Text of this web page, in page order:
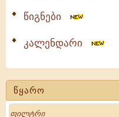
წიგნები
კალენდარი
წყარო
Search